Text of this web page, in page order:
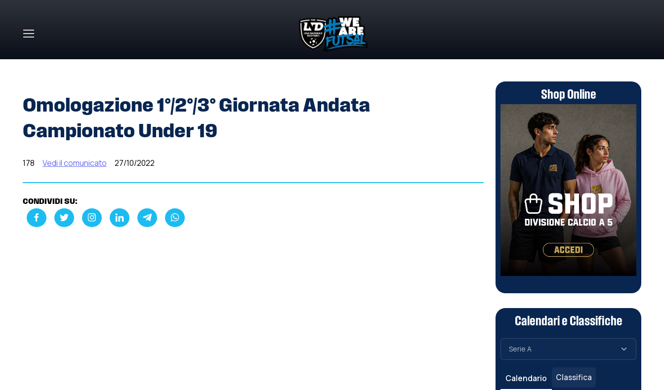
Omologazione 1°/2°/3° Giornata Andata
Campionato Under 19
178 Vedi il comunicato 27/10/2022
CONDIVIDI SU:
Shop Online
Calendari e Classifiche
Calendario Classifica